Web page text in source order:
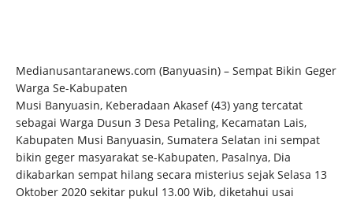
Medianusantaranews.com (Banyuasin) – Sempat Bikin Geger
Warga Se-Kabupaten
Musi Banyuasin, Keberadaan Akasef (43) yang tercatat
sebagai Warga Dusun 3 Desa Petaling, Kecamatan Lais,
Kabupaten Musi Banyuasin, Sumatera Selatan ini sempat
bikin geger masyarakat se-Kabupaten, Pasalnya, Dia
dikabarkan sempat hilang secara misterius sejak Selasa 13
Oktober 2020 sekitar pukul 13.00 Wib, diketahui usai